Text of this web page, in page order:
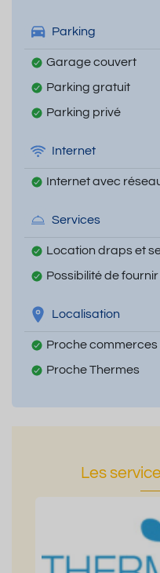
Parking
Garage couvert
Parking gratuit
Parking privé
Internet
Internet avec
Services
Location draps et
Possibilité de
Localisation
Proche commerces
Proche Thermes
Les